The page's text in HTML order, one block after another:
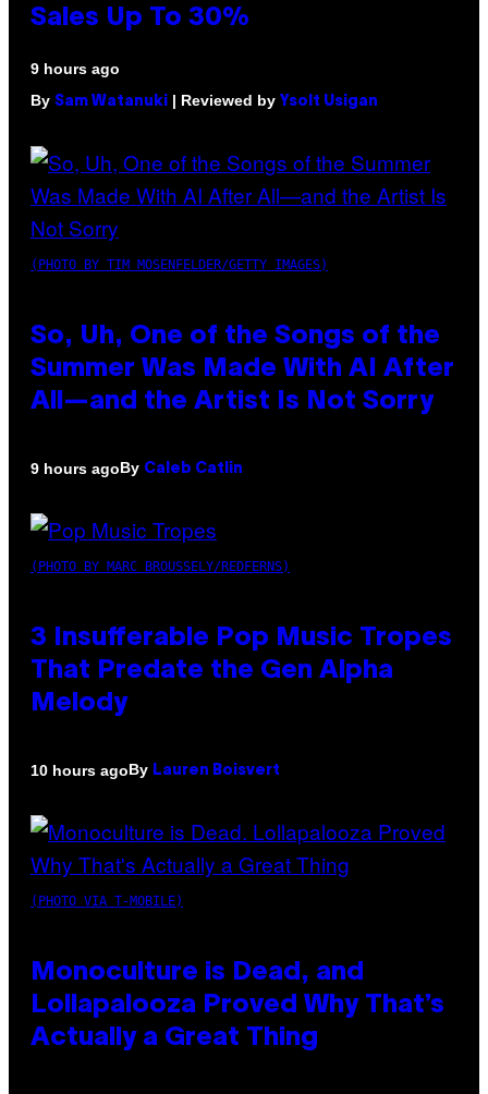
Sales Up To 30%
9 hours ago
By Sam Watanuki | Reviewed by Ysolt Usigan
(PHOTO BY TIM MOSENFELDER/GETTY IMAGES)
So, Uh, One of the Songs of the
Summer Was Made With AI After
All—and the Artist Is Not Sorry
9 hours agoBy Caleb Catlin
(PHOTO BY MARC BROUSSELY/REDFERNS)
3 Insufferable Pop Music Tropes
That Predate the Gen Alpha
Melody
10 hours agoBy Lauren Boisvert
(PHOTO VIA T-MOBILE)
Monoculture is Dead, and
Lollapalooza Proved Why That’s
Actually a Great Thing